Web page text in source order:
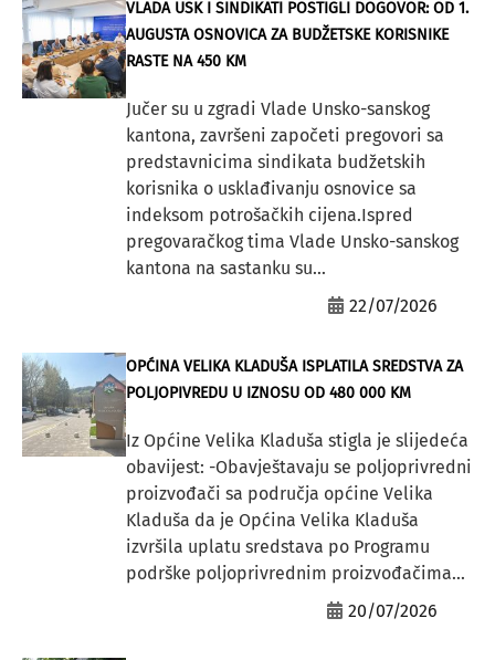
VLADA USK I SINDIKATI POSTIGLI DOGOVOR: OD 1.
AUGUSTA OSNOVICA ZA BUDŽETSKE KORISNIKE
RASTE NA 450 KM
Jučer su u zgradi Vlade Unsko-sanskog
kantona, završeni započeti pregovori sa
predstavnicima sindikata budžetskih
korisnika o usklađivanju osnovice sa
indeksom potrošačkih cijena.Ispred
pregovaračkog tima Vlade Unsko-sanskog
kantona na sastanku su...
22/07/2026
OPĆINA VELIKA KLADUŠA ISPLATILA SREDSTVA ZA
POLJOPIVREDU U IZNOSU OD 480 000 KM
Iz Općine Velika Kladuša stigla je slijedeća
obavijest: -Obavještavaju se poljoprivredni
proizvođači sa područja općine Velika
Kladuša da je Općina Velika Kladuša
izvršila uplatu sredstava po Programu
podrške poljoprivrednim proizvođačima...
20/07/2026